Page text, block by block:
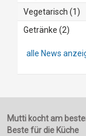
Vegetarisch (1)
Getränke (2)
alle News
Mutti kocht am
Beste für die Küche